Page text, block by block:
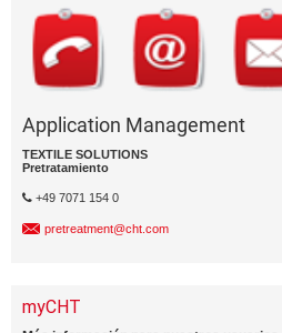
Application Management
TEXTILE SOLUTIONS
Pretratamiento
+49 7071 154 0
pretreatment@cht.com